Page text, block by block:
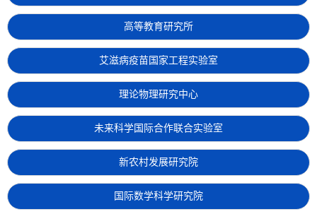
高等教育研究所
艾滋病疫苗国家工程实验室
理论物理研究中心
未来科学国际合作联合实验室
新农村发展研究院
国际数学科学研究院